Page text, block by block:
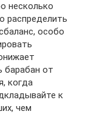
несколько
распределить
особо
барабан от
когда
к
чем